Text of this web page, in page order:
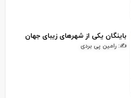
باینگان یکی از شهرهای زیبای جهان
✍: رامین پی بردی